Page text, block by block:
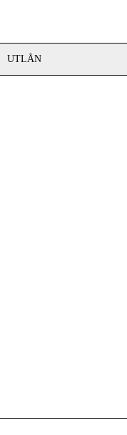
UTLÅN